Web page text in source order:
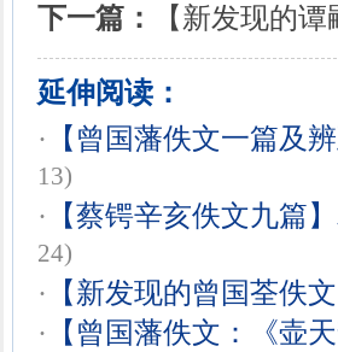
下一篇：
【新发现的
延伸阅读：
· 【曾国藩佚文一篇及
13)
· 【蔡锷辛亥佚文九篇
24)
· 【新发现的曾国荃佚
· 【曾国藩佚文：《壶